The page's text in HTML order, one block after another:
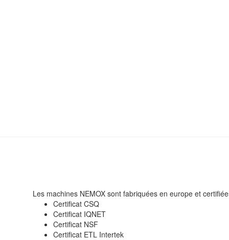
Les machines NEMOX sont fabriquées en europe et
Certificat CSQ
Certificat IQNET
Certificat NSF
Certificat ETL Intertek